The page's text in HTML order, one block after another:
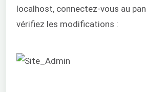
localhost, connectez-vous au
vérifiez les modifications :